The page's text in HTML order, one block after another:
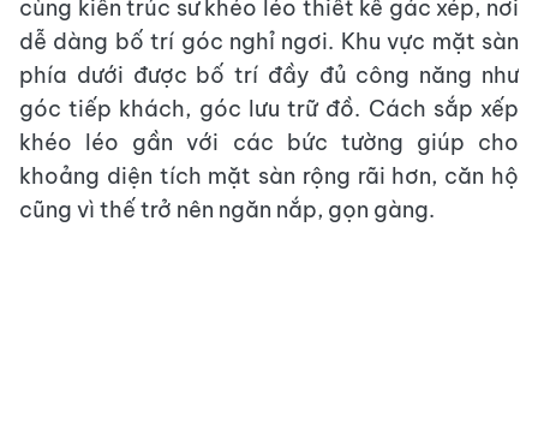
cùng kiến trúc sư khéo léo thiết kế gác xép, nơi
dễ dàng bố trí góc nghỉ ngơi. Khu vực mặt sàn
phía dưới được bố trí đầy đủ công năng như
góc tiếp khách, góc lưu trữ đồ. Cách sắp xếp
khéo léo gần với các bức tường giúp cho
khoảng diện tích mặt sàn rộng rãi hơn, căn hộ
cũng vì thế trở nên ngăn nắp, gọn gàng.